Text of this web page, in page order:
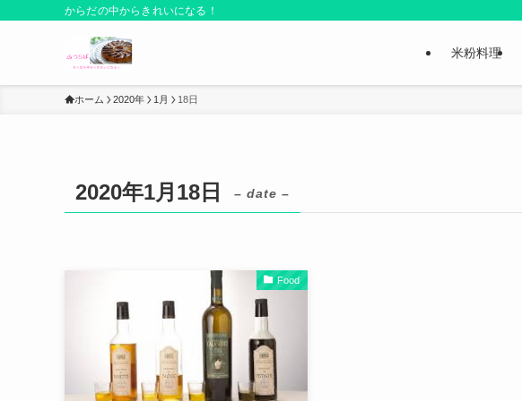
からだの中からきれいになる！
米粉料理
ホーム 2020年 1月 18日
2020年1月18日 – date –
Food